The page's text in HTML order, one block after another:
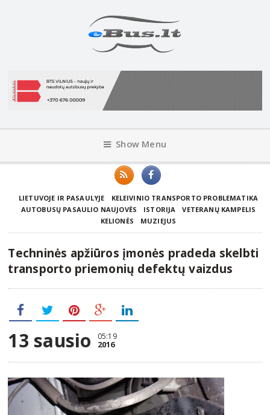
Show Menu
LIETUVOJE IR PASAULYJE
KELEIVINIO TRANSPORTO PROBLEMATIKA
AUTOBUSŲ PASAULIO NAUJOVĖS
ISTORIJA
VETERANŲ KAMPELIS
KELIONĖS
MUZIEJUS
Techninės apžiūros įmonės pradeda skelbti
transporto priemonių defektų vaizdus
13 sausio 05:19
2016